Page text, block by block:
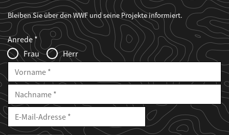
Bleiben Sie über den WWF und seine Projekte informiert.
Web2Case
Infofelder
Fieldset
anrede_name
Anrede
Frau
Herr
Vorname
Nachname
E-
Mailadresse
E-
Adresse